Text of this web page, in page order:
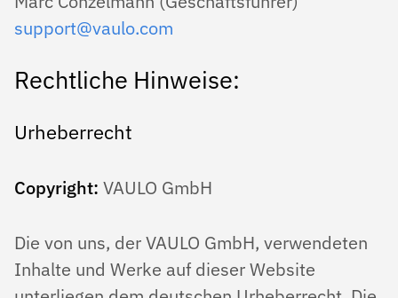
support@vaulo.com
Rechtliche Hinweise:
Urheberrecht
Copyright: VAULO GmbH
Die von uns, der VAULO GmbH, verwendeten
Inhalte und Werke auf dieser Website